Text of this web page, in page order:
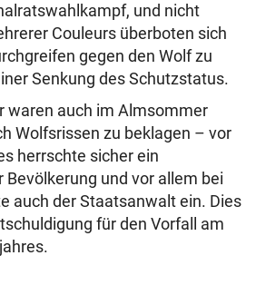
und nicht
Couleurs überboten sich
gegen den Wolf zu
Senkung des Schutzstatus.
waren auch im Almsommer
Wolfsrissen zu beklagen – vor
herrschte sicher ein
Bevölkerung und vor allem bei
auch der Staatsanwalt ein. Dies
für den Vorfall am